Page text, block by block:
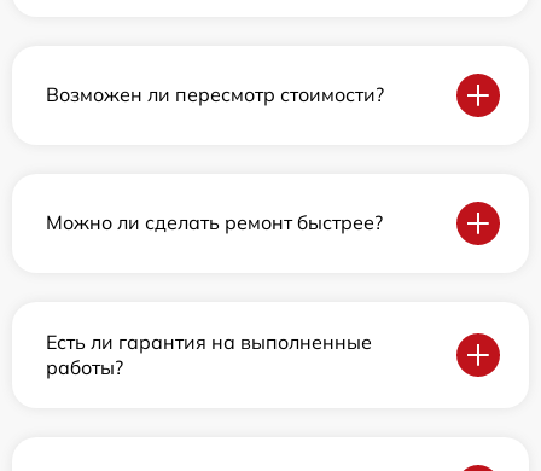
Возможен ли пересмотр стоимости?
Можно ли сделать ремонт быстрее?
Есть ли гарантия на выполненные
работы?